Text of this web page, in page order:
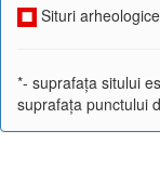
Situri
*- suprafața sitului
suprafața punctului